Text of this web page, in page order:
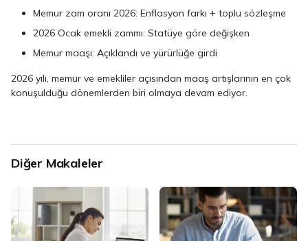
Memur zam oranı 2026: Enflasyon farkı + toplu sözleşme
2026 Ocak emekli zammı: Statüye göre değişken
Memur maaşı: Açıklandı ve yürürlüğe girdi
2026 yılı, memur ve emekliler açısından maaş artışlarının en çok
konuşulduğu dönemlerden biri olmaya devam ediyor.
Diğer Makaleler